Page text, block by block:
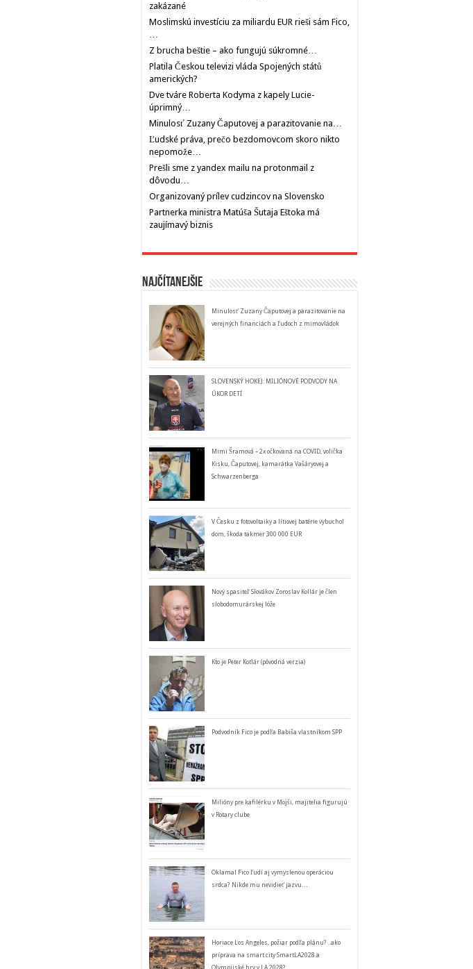
zakázané
Moslimskú investíciu za miliardu EUR rieši sám Fico,
…
Z brucha beštie – ako fungujú súkromné…
Platila Českou televizi vláda Spojených států
amerických?
Dve tváre Roberta Kodyma z kapely Lucie-
úprimný…
Minulosť Zuzany Čaputovej a parazitovanie na…
Ľudské práva, prečo bezdomovcom skoro nikto
nepomože…
Prešli sme z yandex mailu na protonmail z
dôvodu…
Organizovaný prílev cudzincov na Slovensko
Partnerka ministra Matúša Šutaja Eštoka má
zaujímavý biznis
Najčítanejšie
Minulosť Zuzany Čaputovej a parazitovanie na
verejných financiách a ľudoch z mimovládok
SLOVENSKÝ HOKEJ: MILIÓNOVÉ PODVODY NA
ÚKOR DETÍ
Mimi Šramová – 2x očkovaná na COVID, volička
Kisku, Čaputovej, kamarátka Vašáryovej a
Schwarzenberga
V Česku z fotovoltaiky a lítiovej batérie vybuchol
dom, škoda takmer 300 000 EUR
Nový spasiteľ Slovákov Zoroslav Kollár je člen
slobodomurárskej lóže
Kto je Peter Kotlár (pôvodná verzia)
Podvodník Fico je podľa Babiša vlastníkom SPP
Milióny pre kafilérku v Mojši, majitelia figurujú
v Rotary clube
Oklamal Fico ľudí aj vymyslenou operáciou
srdca? Nikde mu nevidieť jazvu…
Horiace Los Angeles, požiar podľa plánu? ..ako
príprava na smart city SmartLA2028 a